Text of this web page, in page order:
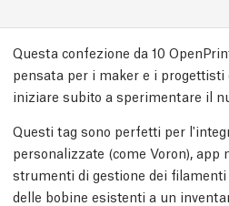
Questa confezione da 10
pensata per i maker e i progettisti
iniziare subito a sperimentare il
Questi tag sono perfetti per
personalizzate (come Voron), app
strumenti di gestione dei
delle bobine esistenti a un